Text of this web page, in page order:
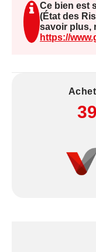
:
Ce bien est
(État des
savoir plus,
https://